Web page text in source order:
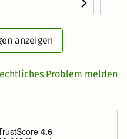
anzeigen
Problem melden